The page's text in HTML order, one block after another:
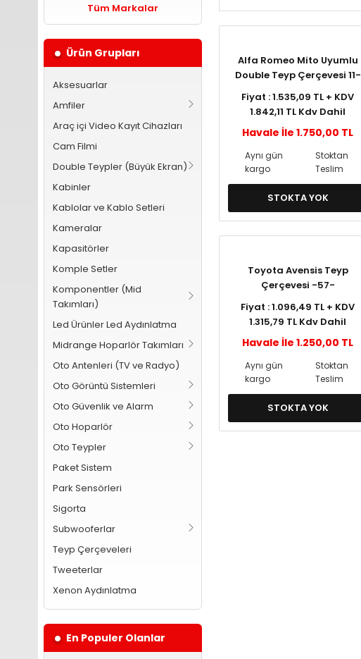
Tüm Markalar
Ürün Grupları
Aksesuarlar
Amfiler
Araç içi Video Kayıt Cihazları
Cam Filmi
Double Teypler (Büyük Ekran)
Kabinler
Kablolar ve Kablo Setleri
Kameralar
Kapasitörler
Komple Setler
Komponentler (Mid
Takımları)
Led Ürünler Led Aydınlatma
Midrange Hoparlör Takımları
Oto Antenleri (TV ve Radyo)
Oto Görüntü Sistemleri
Oto Güvenlik ve Alarm
Oto Hoparlör
Oto Teypler
Paket Sistem
Park Sensörleri
Sigorta
Subwooferlar
Teyp Çerçeveleri
Tweeterlar
Xenon Aydınlatma
En Populer Olanlar
Alfa Romeo Mito Uyumlu
Double Teyp Çerçevesi 11-
Fiyat : 1.535,09 TL + KDV
1.842,11 TL Kdv Dahil
Havale İle 1.750,00 TL
Aynı gün
kargo
Stoktan
Teslim
STOKTA YOK
Toyota Avensis Teyp
Çerçevesi -57-
Fiyat : 1.096,49 TL + KDV
1.315,79 TL Kdv Dahil
Havale İle 1.250,00 TL
Aynı gün
kargo
Stoktan
Teslim
STOKTA YOK